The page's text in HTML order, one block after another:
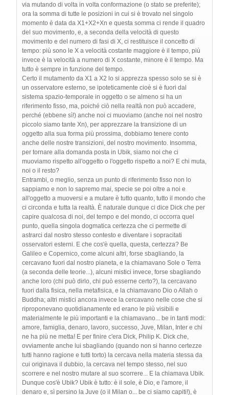
via mutando di volta in volta conformazione (o stato se preferite);
ora la somma di tutte le posizioni in cui si è trovato nel singolo
momento è data da X1+X2+Xn e questa somma ci rende il quadro
del suo movimento, e, a seconda della velocità di questo
movimento e del numero di fasi di X, ci restituisce il concetto di
tempo: più sono le X a velocità costante maggiore è il tempo, più
invece è la velocità a numero di X costante, minore è il tempo. Ma
tutto è sempre in funzione del tempo.
Certo il mutamento da X1 a X2 lo si apprezza spesso solo se si è
un osservatore esterno, se ipoteticamente cioè si è fuori dal
sistema spazio-temporale in oggetto o se almeno si ha un
riferimento fisso, ma, poiché ciò nella realtà non può accadere,
perché (ebbene sì!) anche noi ci muoviamo (anche noi nel nostro
piccolo siamo tante Xn), per apprezzare la transizione di un
oggetto alla sua forma più prossima, dobbiamo tenere conto
anche delle nostre transizioni, del nostro movimento. Insomma,
per tornare alla domanda posta in Ubik, siamo noi che ci
muoviamo rispetto all'oggetto o l'oggetto rispetto a noi? E chi muta,
noi o il resto?
Entrambi, o meglio, senza un punto di riferimento fisso non lo
sappiamo e non lo sapremo mai, specie se poi oltre a noi e
all'oggetto a muoversi e a mutare è tutto quanto, tutto il mondo che
ci circonda e tutta la realtà. È naturale dunque ci dice Dick che per
capire qualcosa di noi, del tempo e del mondo, ci occorra quel
punto, quella singola dogmatica certezza che ci permette di
astrarci dal nostro stesso contesto e diventare i sopracitati
osservatori esterni. E che cos'è quella, questa, certezza? Be
Galileo e Copernico, come alcuni altri, forse sbagliando, la
cercavano fuori dal nostro pianeta, e la chiamavano Sole o Terra
(a seconda delle teorie...), alcuni mistici invece, forse sbagliando
anche loro (chi può dirlo, chi può esserne certo?), la cercavano
fuori dalla fisica, nella metafisica, e la chiamavano Dio o Allah o
Buddha; altri mistici ancora invece la cercavano nelle cose che si
riproponevano quotidianamente ed erano le più visibili e
materialmente le più importanti e la chiamavano... be in tanti modi:
amore, famiglia, denaro, lavoro, successo, Juve, Milan, Inter e chi
ne ha più ne metta! E per finire c'era Dick, Philip K. Dick che,
ovviamente anche lui sbagliando (quando non si hanno certezze
tutti hanno ragione e tutti torto) la cercava nella materia stessa da
cui originava il dubbio, la cercava nel tempo stesso, nel suo
scorrere e nel nostro mutare al suo scorrere... E la chiamava Ubik.
Dunque cos'è Ubik? Ubik è tutto: è il sole, è Dio, e l'amore, il
denaro e, sì persino la Juve (o il Milan o... be ci siamo capiti!), è